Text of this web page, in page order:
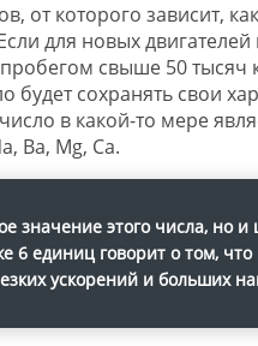
от которого зависит,
для новых
свыше 50
сохранять свои
в какой-то мере
Ba, Mg, Ca.
значение этого числа, но
6 единиц говорит о том,
ускорений и больших